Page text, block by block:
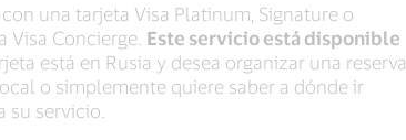
una tarjeta Visa Platinum, Signature o
Concierge. Este servicio está disponible
está en Rusia y desea organizar una reserva
o simplemente quiere saber a dónde ir
su servicio.